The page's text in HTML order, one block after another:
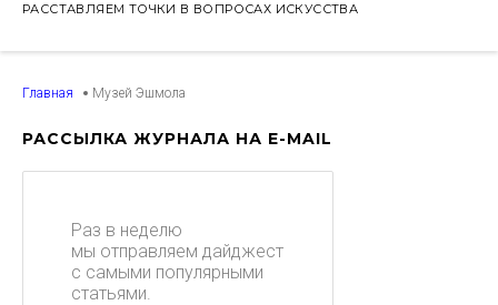
РАССТАВЛЯЕМ ТОЧКИ В ВОПРОСАХ ИСКУССТВА
Главная Музей Эшмола
РАССЫЛКА ЖУРНАЛА НА E-MAIL
Раз в неделю
мы отправляем дайджест
с самыми популярными
статьями.